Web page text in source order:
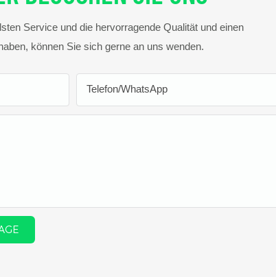
Service und die hervorragende Qualität und einen
können Sie sich gerne an uns wenden.
Telefon/WhatsApp